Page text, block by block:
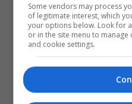
Some vendors may process
of legitimate interest, which
your options below. Look for
or in the site menu to
and cookie settings.